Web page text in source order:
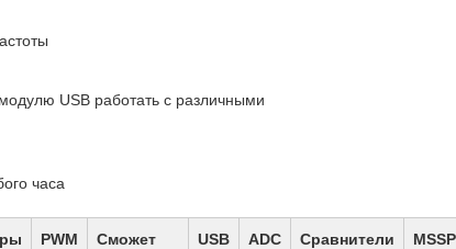
USB работать с различными
часа
PWM Сможет USB ADC Сравнители MSSP